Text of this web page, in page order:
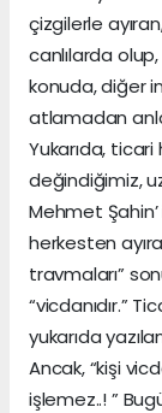
çizgilerle
canlılarda
konuda, diğer
atlamadan
Yukarıda, ticari
değindiğimiz,
Mehmet
herkesten
travmaları”
“vicdanıdır.”
yukarıda
Ancak, “kişi
işlemez..! ”